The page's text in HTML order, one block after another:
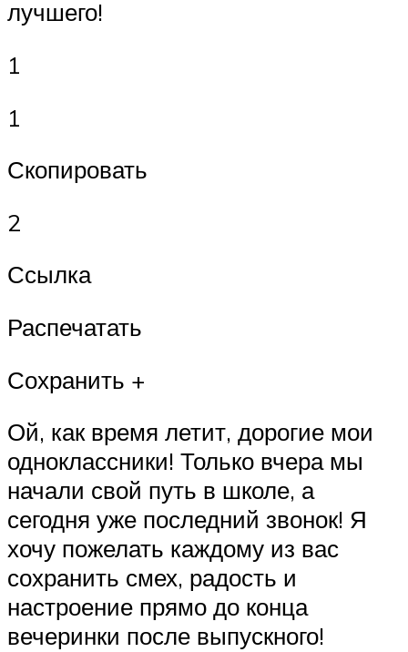
лучшего!
1
1
Скопировать
2
Ссылка
Распечатать
Сохранить +
Ой, как время летит, дорогие мои
одноклассники! Только вчера мы
начали свой путь в школе, а
сегодня уже последний звонок! Я
хочу пожелать каждому из вас
сохранить смех, радость и
настроение прямо до конца
вечеринки после выпускного!